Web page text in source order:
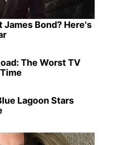
Bond? Here's
The Worst TV
Lagoon Stars